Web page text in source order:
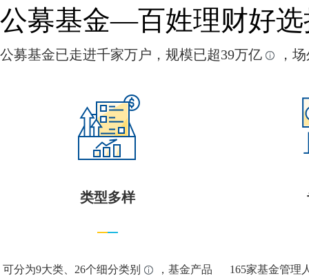
公募基金—百姓理财好选
公募基金已走进千家万户，规模已超39万亿 ，
类型多样
可分为9大类、26个细分类别
，基金产品
165家基金管理